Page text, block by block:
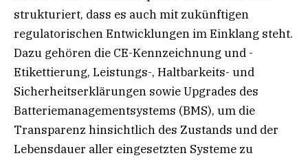
strukturiert, dass es auch mit zukünftigen
regulatorischen Entwicklungen im Einklang steht.
Dazu gehören die CE-Kennzeichnung und -
Etikettierung, Leistungs-, Haltbarkeits- und
Sicherheitserklärungen sowie Upgrades des
Batteriemanagementsystems (BMS), um die
Transparenz hinsichtlich des Zustands und der
Lebensdauer aller eingesetzten Systeme zu